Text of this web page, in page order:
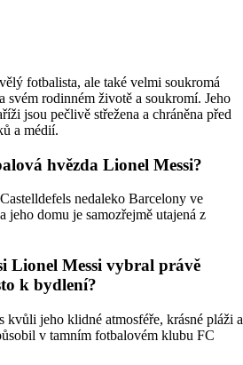
fotbalista, ale také velmi soukromá
svém rodinném životě a soukromí. Jeho
jsou pečlivě střežena a chráněna před
a médií.
hvězda Lionel Messi?
nedaleko Barcelony ve
jeho domu je samozřejmě utajená z
Lionel Messi vybral právě
k bydlení?
kvůli jeho klidné atmosféře, krásné pláži a
v tamním fotbalovém klubu FC